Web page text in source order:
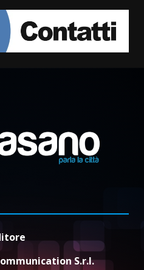
Città di Fasano apre
la Festa di
11:00
2026 07:30
Giovanili e Mobilità
premiati gli studenti
Musica di
nuovo
con “Fasano in
S.r.l.